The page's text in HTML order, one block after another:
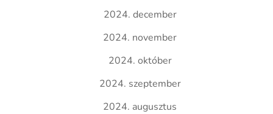
2024. december
2024. november
2024. október
2024. szeptember
2024. augusztus